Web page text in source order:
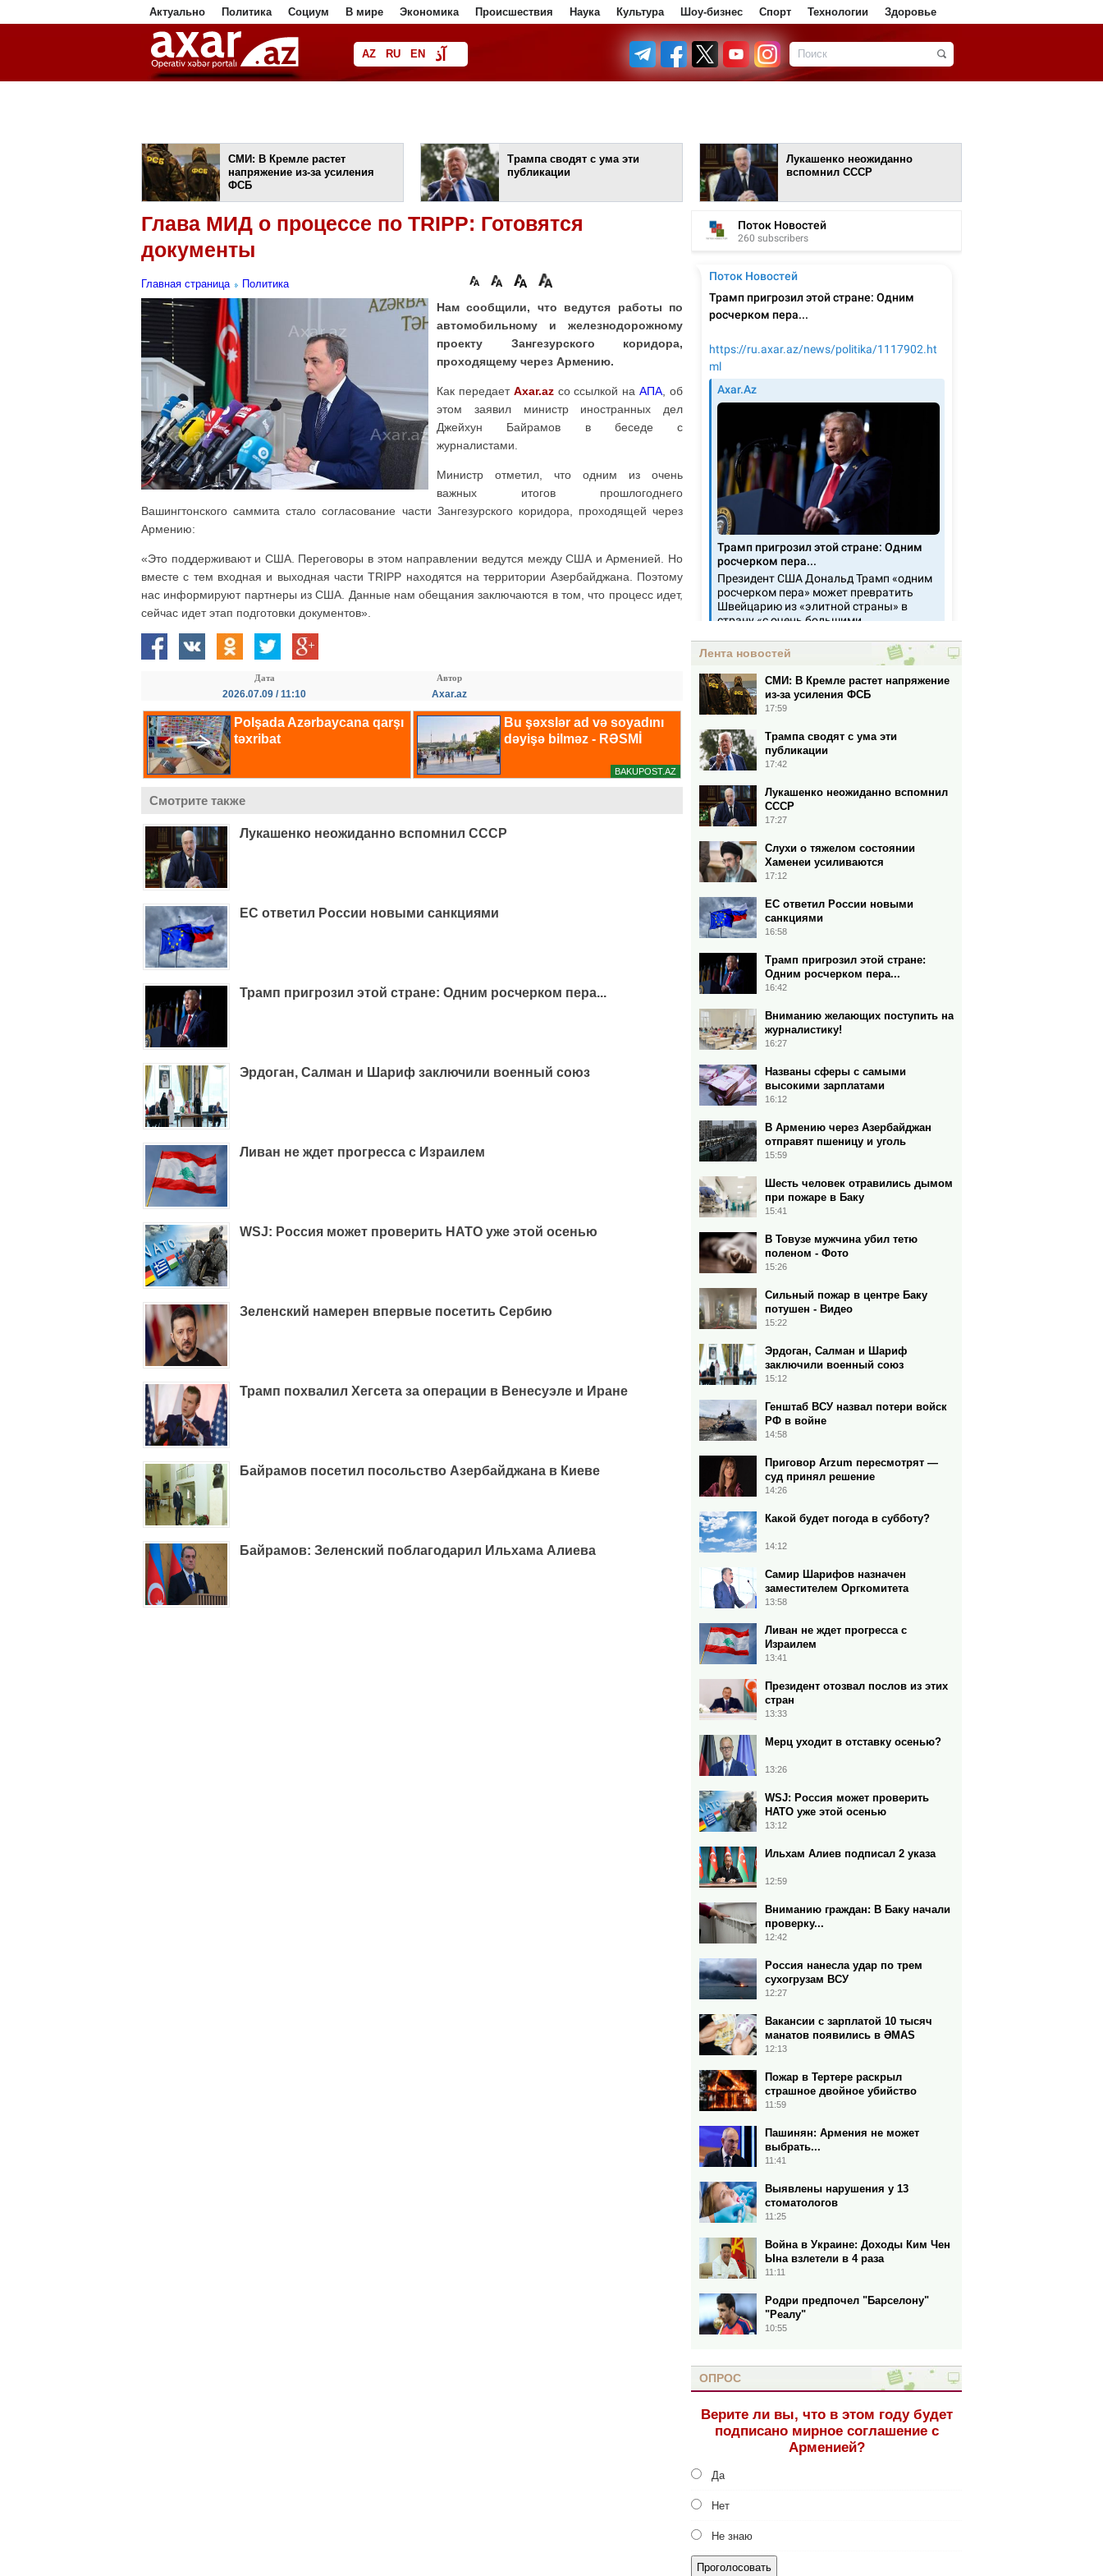
Актуально Политика Социум В мире Экономика Происшествия Наука Культура Шоу-бизнес Спорт Технологии Здоровье
AZ RU EN آذ
فا
СМИ: В Кремле растет
напряжение из-за усиления
ФСБ
Трампа сводят с ума эти
публикации
Лукашенко неожиданно
вспомнил СССР
Глава МИД о процессе по TRIPP: Готовятся
документы
Главная страница Политика
Нам сообщили, что ведутся работы по
автомобильному и железнодорожному
проекту Зангезурского коридора,
проходящему через Армению.
Как передает Axar.azсо ссылкой наАПА , об
этом заявил министр иностранных дел
Джейхун Байрамов в беседе с
журналистами.
Министр отметил, что одним из очень
важных итогов прошлогоднего
Вашингтонского саммита стало согласование части Зангезурского коридора, проходящей через
Армению:
«Это поддерживают и США. Переговоры в этом направлении ведутся между США и Арменией. Но
вместе с тем входная и выходная части TRIPP находятся на территории Азербайджана. Поэтому
нас информируют партнеры из США. Данные нам обещания заключаются в том, что процесс идет,
сейчас идет этап подготовки документов».
Дата
2026.07.09 / 11:10
Автор
Axar.az
Смотрите также
Лукашенко неожиданно вспомнил СССР
ЕС ответил России новыми санкциями
Трамп пригрозил этой стране: Одним росчерком пера...
Эрдоган, Салман и Шариф заключили военный союз
Ливан не ждет прогресса с Израилем
WSJ: Россия может проверить НАТО уже этой осенью
Зеленский намерен впервые посетить Сербию
Трамп похвалил Хегсета за операции в Венесуэле и Иране
Байрамов посетил посольство Азербайджана в Киеве
Байрамов: Зеленский поблагодарил Ильхама Алиева
Лента новостей
СМИ: В Кремле растет напряжение
из-за усиления ФСБ
17:59
Трампа сводят с ума эти
публикации
17:42
Лукашенко неожиданно вспомнил
СССР
17:27
Слухи о тяжелом состоянии
Хаменеи усиливаются
17:12
ЕС ответил России новыми
санкциями
16:58
Трамп пригрозил этой стране:
Одним росчерком пера...
16:42
Вниманию желающих поступить на
журналистику!
16:27
Названы сферы с самыми
высокими зарплатами
16:12
В Армению через Азербайджан
отправят пшеницу и уголь
15:59
Шесть человек отравились дымом
при пожаре в Баку
15:41
В Товузе мужчина убил тетю
поленом - Фото
15:26
Сильный пожар в центре Баку
потушен - Видео
15:22
Эрдоган, Салман и Шариф
заключили военный союз
15:12
Генштаб ВСУ назвал потери войск
РФ в войне
14:58
Приговор Arzum пересмотрят —
суд принял решение
14:26
Какой будет погода в субботу?
14:12
Самир Шарифов назначен
заместителем Оргкомитета
13:58
Ливан не ждет прогресса с
Израилем
13:41
Президент отозвал послов из этих
стран
13:33
Мерц уходит в отставку осенью?
13:26
WSJ: Россия может проверить
НАТО уже этой осенью
13:12
Ильхам Алиев подписал 2 указа
12:59
Вниманию граждан: В Баку начали
проверку...
12:42
Россия нанесла удар по трем
сухогрузам ВСУ
12:27
Вакансии с зарплатой 10 тысяч
манатов появились в ƏMAS
12:13
Пожар в Тертере раскрыл
страшное двойное убийство
11:59
Пашинян: Армения не может
выбрать...
11:41
Выявлены нарушения у 13
стоматологов
11:25
Война в Украине: Доходы Ким Чен
Ына взлетели в 4 раза
11:11
Родри предпочел "Барселону"
"Реалу"
10:55
ОПРОС
Верите ли вы, что в этом году будет
подписано мирное соглашение с
Арменией?
Да
Нет
Не знаю